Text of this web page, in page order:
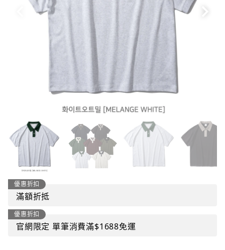
優惠折扣
滿額折抵
優惠折扣
官網限定 單筆消費滿$1688免運